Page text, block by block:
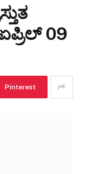
09
Pinterest